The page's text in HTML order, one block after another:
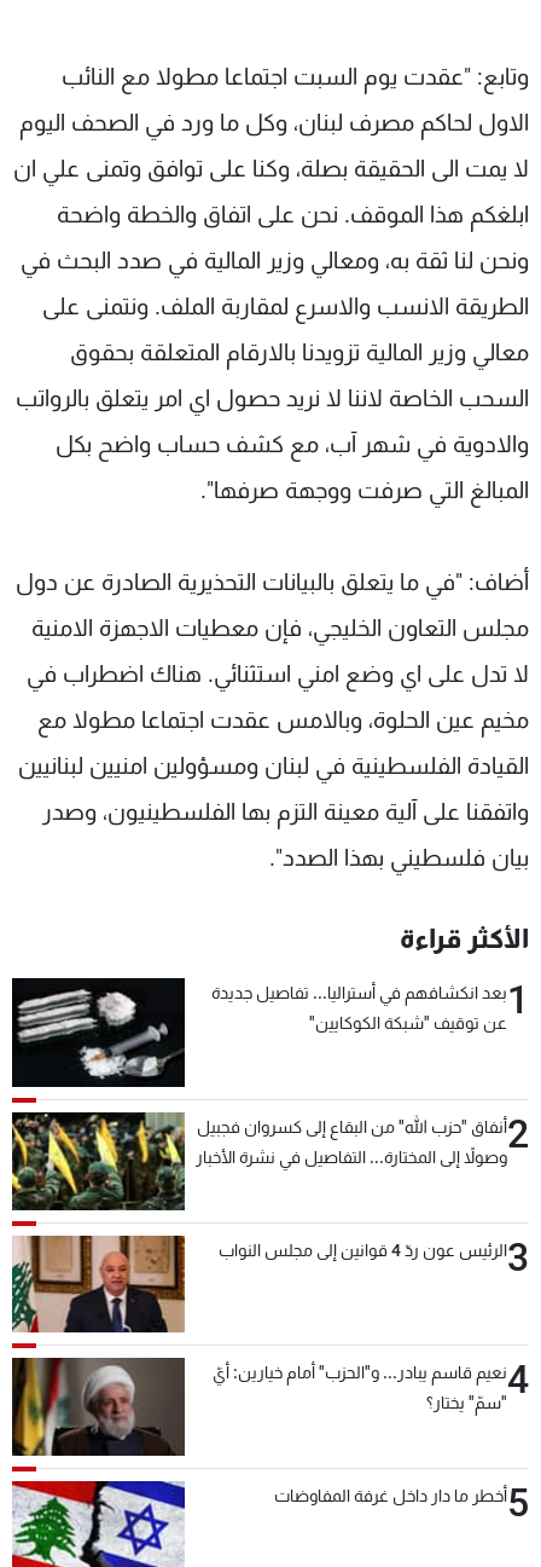
وتابع: "عقدت يوم السبت اجتماعا مطولا مع النائب
الاول لحاكم مصرف لبنان، وكل ما ورد في الصحف اليوم
لا يمت الى الحقيقة بصلة، وكنا على توافق وتمنى علي ان
ابلغكم هذا الموقف. نحن على اتفاق والخطة واضحة
ونحن لنا ثقة به، ومعالي وزير المالية في صدد البحث في
الطريقة الانسب والاسرع لمقاربة الملف. ونتمنى على
معالي وزير المالية تزويدنا بالارقام المتعلقة بحقوق
السحب الخاصة لاننا لا نريد حصول اي امر يتعلق بالرواتب
والادوية في شهر آب، مع كشف حساب واضح بكل
المبالغ التي صرفت ووجهة صرفها".
أضاف: "في ما يتعلق بالبيانات التحذيرية الصادرة عن دول
مجلس التعاون الخليجي، فإن معطيات الاجهزة الامنية
لا تدل على اي وضع امني استثنائي. هناك اضطراب في
مخيم عين الحلوة، وبالامس عقدت اجتماعا مطولا مع
القيادة الفلسطينية في لبنان ومسؤولين امنيين لبنانيين
واتفقنا على آلية معينة التزم بها الفلسطينيون، وصدر
بيان فلسطيني بهذا الصدد".
الأكثر قراءة
1بعد انكشافهم في أستراليا... تفاصيل جديدة
عن توقيف "شبكة الكوكايين"
2أنفاق "حزب الله" من البقاع إلى كسروان فجبيل
وصولاً إلى المختارة... التفاصيل في نشرة الأخبار
3الرئيس عون ردّ 4 قوانين إلى مجلس النواب
4نعيم قاسم يبادر... و"الحزب" أمام خيارين: أيّ
"سمّ" يختار؟
5أخطر ما دار داخل غرفة المفاوضات